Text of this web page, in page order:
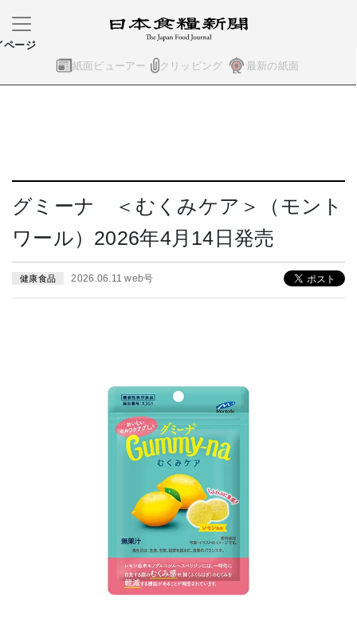
紙面ビューアー クリッピング 最新の紙面
ページ
グミーナ ＜むくみケア＞（モント
ワール）2026年4月14日発売
健康食品 2026.06.11 web号